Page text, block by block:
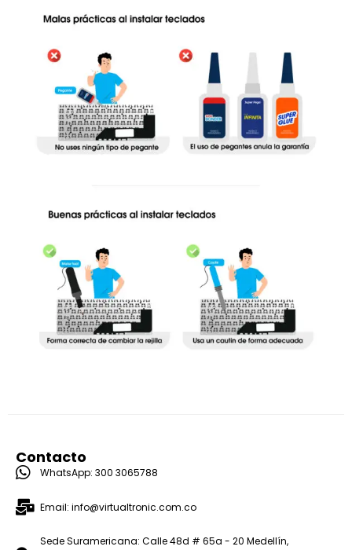
Contacto
WhatsApp: 300 3065788
Email: info@virtualtronic.com.co
Sede Suramericana: Calle 48d # 65a - 20 Medellín,